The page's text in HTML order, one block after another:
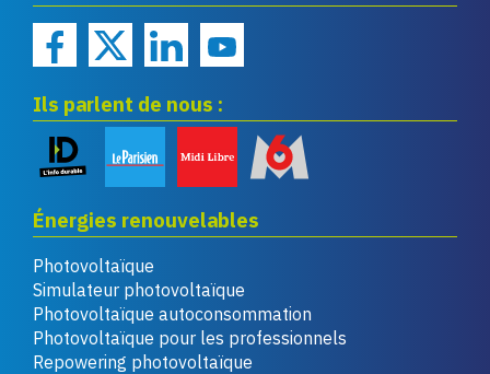
Ils parlent de nous :
Énergies renouvelables
Photovoltaïque
Simulateur photovoltaïque
Photovoltaïque autoconsommation
Photovoltaïque pour les professionnels
Repowering photovoltaïque